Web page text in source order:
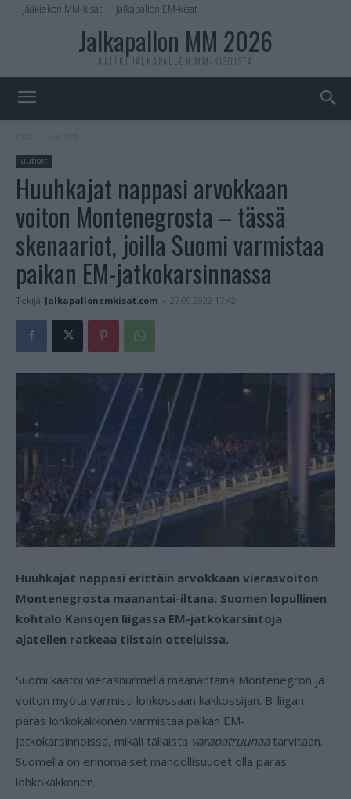
Jääkiekon MM-kisat Jalkapallon EM-kisat
Jalkapallon MM 2026
KAIKKI JALKAPALLON MM-KISOISTA
uutiset
Huuhkajat nappasi arvokkaan
voiton Montenegrosta – tässä
skenaariot, joilla Suomi varmistaa
paikan EM-jatkokarsinnassa
Tekijä Jalkapallonemkisat.com - 27.09.2022 17:42
Huuhkajat nappasi erittäin arvokkaan vierasvoiton
Montenegrosta maanantai-iltana. Suomen lopullinen
kohtalo Kansojen liigassa EM-jatkokarsintoja
ajatellen ratkeaa tiistain otteluissa.
Suomi kaatoi vierasnurmella maanantaina Montenegron ja
voiton myötä varmisti lohkossaan kakkossijan. B-liigan
paras lohkokakkonen varmistaa paikan EM-
jatkokarsinnoissa, mikäli tällaista varapatruunaatarvitaan.
Suomella on erinomaiset mahdollisuudet olla paras
lohkokakkonen.